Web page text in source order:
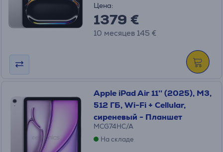
Цена:
1379 €
10 месяцев 145 €
Apple iPad Air 11'' (2025), M3,
512 ГБ, Wi-Fi + Cellular,
сиреневый - Планшет
MCG74HC/A
На складе